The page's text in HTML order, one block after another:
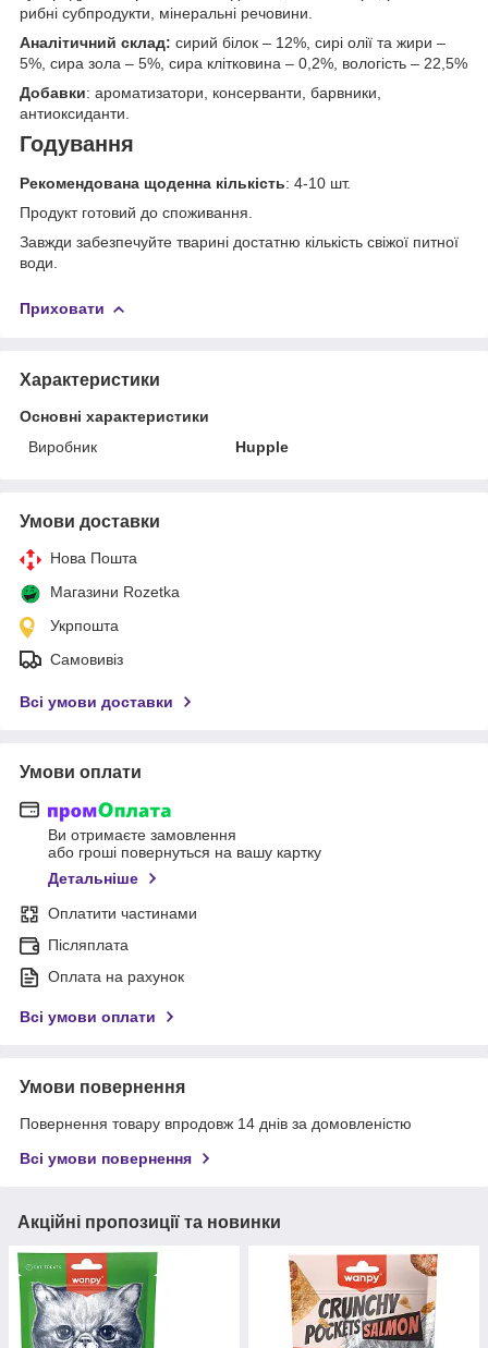
рибні субпродукти, мінеральні речовини.
Аналітичний склад: сирий білок – 12%, сирі олії та жири –
5%, сира зола – 5%, сира клітковина – 0,2%, вологість – 22,5%
Добавки: ароматизатори, консерванти, барвники,
антиоксиданти.
Годування
Рекомендована щоденна кількість: 4-10 шт.
Продукт готовий до споживання.
Завжди забезпечуйте тварині достатню кількість свіжої питної
води.
Приховати
Характеристики
Основні характеристики
Виробник
Hupple
Умови доставки
Нова Пошта
Магазини Rozetka
Укрпошта
Самовивіз
Всі умови доставки
Умови оплати
Ви отримаєте замовлення
або гроші повернуться на вашу картку
Детальніше
Оплатити частинами
Післяплата
Оплата на рахунок
Всі умови оплати
Умови повернення
Повернення товару впродовж 14 днів за домовленістю
Всі умови повернення
Акційні пропозиції та новинки